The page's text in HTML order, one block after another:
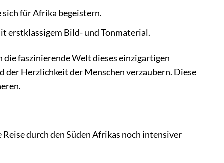
sich für Afrika begeistern.
erstklassigem Bild- und Tonmaterial.
die faszinierende Welt dieses einzigartigen
der Herzlichkeit der Menschen verzaubern. Diese
durch den Süden Afrikas noch intensiver